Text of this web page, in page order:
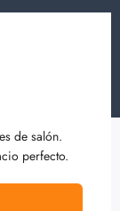
de salón.
perfecto.